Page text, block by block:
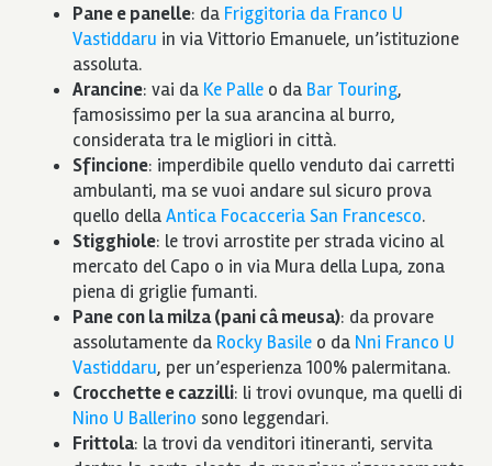
Pane e panelle: da Friggitoria da Franco U
Vastiddaru in via Vittorio Emanuele, un’istituzione
assoluta.
Arancine: vai da Ke Palle o da Bar Touring,
famosissimo per la sua arancina al burro,
considerata tra le migliori in città.
Sfincione: imperdibile quello venduto dai carretti
ambulanti, ma se vuoi andare sul sicuro prova
quello dellaAntica Focacceria San Francesco.
Stigghiole: le trovi arrostite per strada vicino al
mercato del Capo o in via Mura della Lupa, zona
piena di griglie fumanti.
Pane con la milza (pani câ meusa): da provare
assolutamente da Rocky Basile o da Nni Franco U
Vastiddaru, per un’esperienza 100% palermitana.
Crocchette e cazzilli: li trovi ovunque, ma quelli di
Nino U Ballerino sono leggendari.
Frittola: la trovi da venditori itineranti, servita